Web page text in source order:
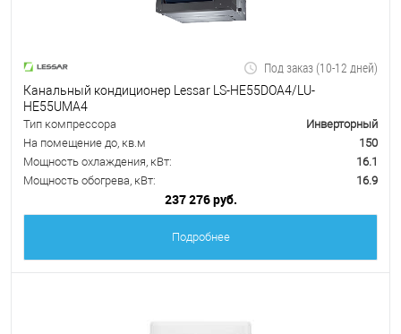
Под заказ (10-12 дней)
Канальный кондиционер Lessar LS-HE55DOA4/LU-
HE55UMA4
Тип компрессора
Инверторный
На помещение до, кв.м
150
Мощность охлаждения, кВт:
16.1
Мощность обогрева, кВт:
16.9
237 276 руб.
Подробнее